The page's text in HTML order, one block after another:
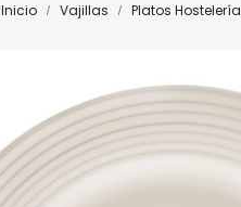
Inicio Vajillas Platos Hostelería